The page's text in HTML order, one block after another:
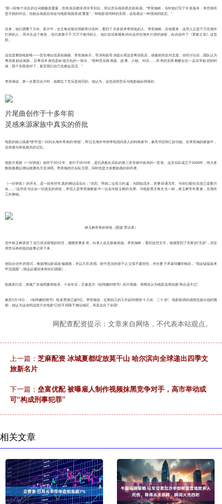
“那一段每个演员的台词都极其重要，所有演员都演得非常到位，所以音乐很容易去抢画面。”李奕瀚称，当时他们写了许多版本，有些单听
是不错的作品，但贴合画面后却会与电影画面形成“重复”，“和电影讲同样的东西，会给观众一种强加的状态。”
后来，他们调整了方向。影片中，女主角在银信局邮寄讣告时，看到了许多前来寄侨批的人。李奕瀚称，在他看来，这些人正是千万在海外
打拼的人，而木生这个角色，也代表着千千万万下南洋的人。他们尝试将视角转向这些在海外打拼的身影，由此创作了《疍家之歌》这首
歌。
这也是整部电影唯一一首非潮汕话原创插曲。李奕瀚表示，导演和副导演提出用这首粤语歌后，他最初持反对态度。但经讨论后，团队认为
粤语更贴近画面，且粤语本身也是岭南文化的一部分。“那种音乐跟画面、故事、人物、对话……所有的东西都糅合在一起非常贴切的时
候，那个东西就对了，甚至我们自己也都会流泪。”
李奕瀚说，第一次看完全片时，他都忘了音乐是他写的。他认为，这也说明音乐与电影融合得很好。
片尾曲创作于十多年前
灵感来源家族中真实的侨批
电影的核心线索“情书”是一封封从海外寄来的“侨批”，即过去海外华侨寄给国内亲人的特殊家书，兼具书信和汇款功能。在李奕瀚的家族中，
也有着与侨批相关的记忆。
电影片尾曲《一封侨批》创作于2012年、发行于2016年，是玩具船长乐队的第三张专辑中收录的一首歌。这支乐队成立于2008年，绝大多
数歌曲都以潮汕南澳岛方言演唱。李奕瀚担任乐队主唱，同时也是大多数歌曲的创作者。
《一封侨批》的开头，是一段有些失真的潮汕话念白：“武烈、琴娟二位侄儿钧鉴：光阴如流水，世事际遇无常。与你们握别后忽已是数月
矣……”这些语句出自一封真实的侨批，寄信人是李奕瀚家族中一位名叫林玉树的先辈。与电影男主角木生一样，林玉树常年离家，在海外
工作挣钱。
林玉树所寄的侨批（图源 受访者）
信中林玉树讲述了自己回乡探视的经历，感慨世事多变，向亲人送去新春祝福。李奕瀚称，看到这些文字，他感受到了先辈的“无奈”，决定
用音乐将侨批的故事记录下来。
他结合信件的形式，根据潮汕歌谣改编谱曲，并以方言演唱。歌中思乡的游子让父母不要担忧，并向妻子承诺待赚到钱后，“我会猛猛返来
甲恁团圆”（我会赶紧回来和你们团圆）。
歌曲发行后，曾被广东省档案馆收录。十余年后，又被选为《给阿嬷的情书》的片尾曲。有网友认为电影选用此曲“再合适不过”。
截至5月18日，《给阿嬷的情书》电影票房已超5亿。李奕瀚说，近期自己的工作起码增加“十几倍、二十倍”。电影取得的成绩也超出他的预
期，他认为这说明这部方言电影“已经不局限于潮汕地区，而是走向了全国”。
网配查配资提示：文章来自网络，不代表本站观点。
上一篇： 芝麻配资 冰城夏都绽放莫干山 哈尔滨向全球递出四季文
旅新名片
下一篇： 垒富优配 被曝雇人制作视频抹黑竞争对手，高市举动或
可“构成刑事犯罪”
相关文章